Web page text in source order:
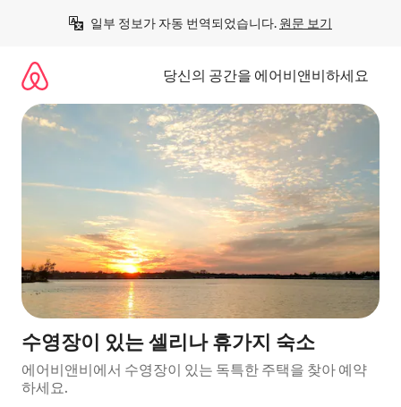
일부 정보가 자동 번역되었습니다. 원문 보기
당신의 공간을 에어비앤비하세요
수영장이 있는 셀리나 휴가지 숙소
에어비앤비에서 수영장이 있는 독특한 주택을 찾아 예약
하세요.